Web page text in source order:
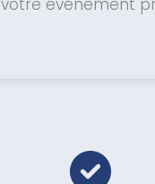
votre événement